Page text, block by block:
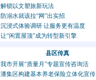
解锁以文塑旅新玩法
防溺水就该拉“网”出实招
沉浸式体验调研 让服务更有温度
让“闲置屋顶”成为转型新引擎
县区传真
我市开展“质量月”专题宣传咨询活
潘集区构建基本养老保险立体化宣传